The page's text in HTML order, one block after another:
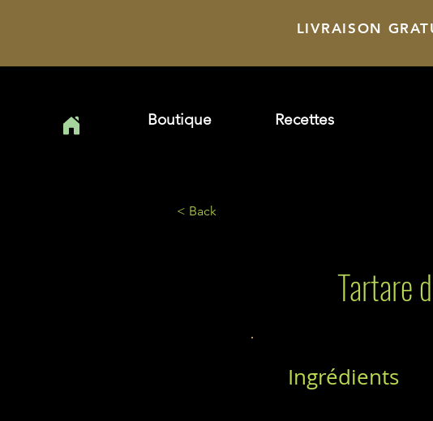
LIVRAISON
Boutique Recettes
< Back
Tartare
Ingrédients